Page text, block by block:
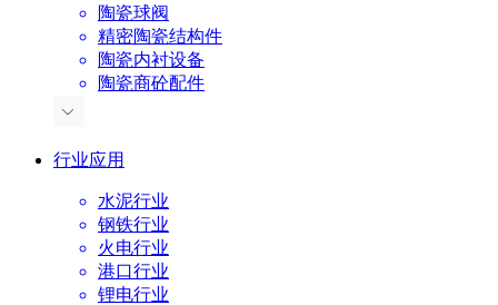
陶瓷球阀
精密陶瓷结构件
陶瓷内衬设备
陶瓷商砼配件
行业应用
水泥行业
钢铁行业
火电行业
港口行业
锂电行业